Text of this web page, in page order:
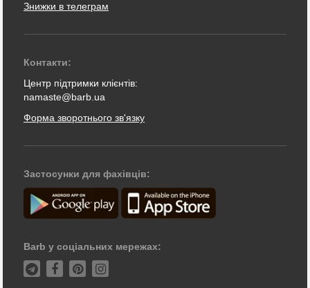
Знижки в телеграм
Контакти:
Центр підтримки клієнтів:
namaste@barb.ua
Форма зворотнього зв'язку
Застосунки для фахівців:
Barb у соціальних мережах: